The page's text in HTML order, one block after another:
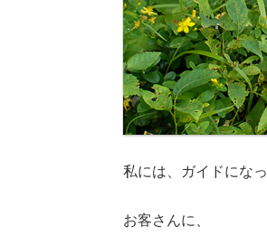
私には、ガイドにな
お客さんに、